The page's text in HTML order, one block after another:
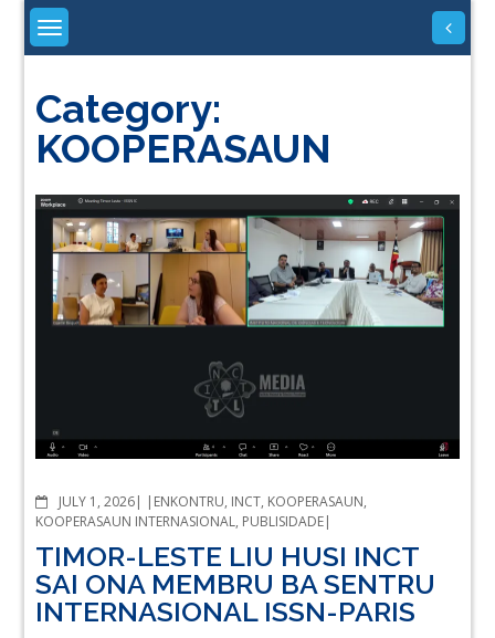
Skip
content
Category:
KOOPERASAUN
JULY 1, 2026 COMMENTS
ENKONTRU, INCT, KOOPERASAUN,
KOOPERASAUN INTERNASIONAL, PUBLISIDADE
TIMOR-LESTE LIU HUSI INCT
SAI ONA MEMBRU BA SENTRU
INTERNASIONAL ISSN-PARIS